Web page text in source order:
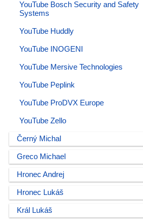
YouTube Bosch Security and Safety
Systems
YouTube Huddly
YouTube INOGENI
YouTube Mersive Technologies
YouTube Peplink
YouTube ProDVX Europe
YouTube Zello
Černý Michal
Greco Michael
Hronec Andrej
Hronec Lukáš
Král Lukáš